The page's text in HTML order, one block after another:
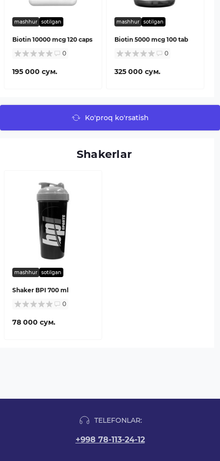
mashhur sotilgan
Biotin 10000 mcg 120 caps
0
195 000 сум.
mashhur sotilgan
Biotin 5000 mcg 100 tab
0
325 000 сум.
Ko'proq ko'rsatish
Shakerlar
mashhur sotilgan
Shaker BPI 700 ml
0
78 000 сум.
TELEFONLAR:
+998 78-113-24-12